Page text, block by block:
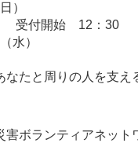
）
受付開始 12：30
水）
たと周りの人を支
ボランティアネット